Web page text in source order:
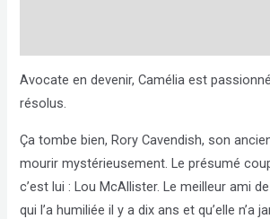
Avocate en devenir, Camélia est
résolus.
Ça tombe bien, Rory Cavendish, son
mourir mystérieusement. Le présumé
c’est lui : Lou McAllister. Le meilleur ami
qui l’a humiliée il y a dix ans et qu’elle n’a